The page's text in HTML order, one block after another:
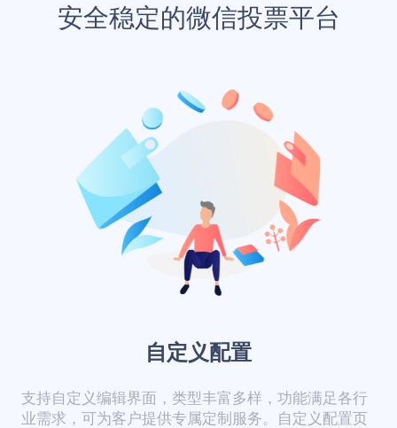
安全稳定的微信投票平台
自定义配置
支持自定义编辑界面，类型丰富多样，功能满足各行
业需求，可为客户提供专属定制服务。自定义配置页